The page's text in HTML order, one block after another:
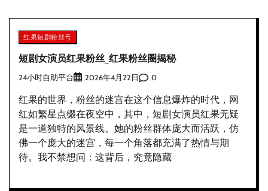
红果短剧粉丝号
短剧女演员红果粉丝_红果粉丝圈揭秘
24小时自助平台 2026年4月22日 0
红果的世界，粉丝的迷宫在这个信息爆炸的时代，网
红如繁星点缀在夜空中，其中，短剧女演员红果无疑
是一道独特的风景线。她的粉丝群体庞大而活跃，仿
佛一个庞大的迷宫，每一个角落都充满了热情与期
待。我不禁想问：这背后，究竟隐藏